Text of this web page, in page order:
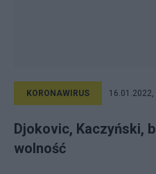
KORONAWIRUS 16.01.2022,
Djokovic, Kaczyński,
wolność